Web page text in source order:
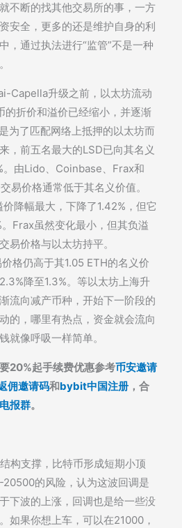
不断的找其他交易所的事，一方
安全，更多的还是维护自身的利
，通过执法进行“监管”不是一种
Capella升级之前，以太坊流动
的折价和溢价已经缩小，并逐渐
为了匹配网络上抵押的以太坊而
，前五名最大的LSD已向其名义
。由Lido、Coinbase、Frax和
易价格通常低于其名义价值。
降幅最大，下降了1.42%，但它
Frax虽然变化最小，但其负溢
易价格与以太坊持平。
格仍高于其1.05 ETH的名义价
降至1.3%。等以太坊上海升
流向减产币种，开始下一阶段的
的，哪里有热点，资金就会流向
就像呼吸一样简单。
20%起手续费优惠参考币安邀请
佣邀请码和bybit中国注册 ，合
报群。
构支撑，比特币形成短期小顶
的风险，认为这波回调是
下波的上涨，回调也是给一些没
如果你想上车，可以在21000，